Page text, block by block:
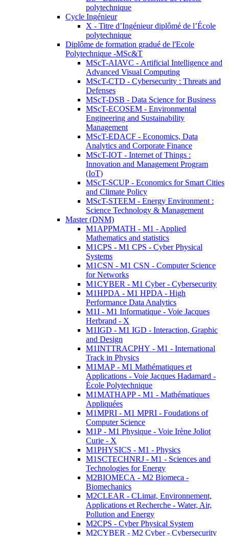
polytechnique
Cycle Ingénieur
X - Titre d’Ingénieur diplômé de l’École
polytechnique
Diplôme de formation gradué de l'Ecole
Polytechnique -MSc&T
MScT-AIAVC - Artificial Intelligence and
Advanced Visual Computing
MScT-CTD - Cybersecurity : Threats and
Defenses
MScT-DSB - Data Science for Business
MScT-ECOSEM - Environmental
Engineering and Sustainability
Management
MScT-EDACF - Economics, Data
Analytics and Corporate Finance
MScT-IOT - Internet of Things :
Innovation and Management Program
(IoT)
MScT-SCUP - Economics for Smart Cities
and Climate Policy
MScT-STEEM - Energy Environment :
Science Technology & Management
Master (DNM)
M1APPMATH - M1 - Applied
Mathematics and statistics
M1CPS - M1 CPS - Cyber Physical
Systems
M1CSN - M1 CSN - Computer Science
for Networks
M1CYBER - M1 Cyber - Cybersecurity
M1HPDA - M1 HPDA - High
Performance Data Analytics
M1I - M1 Informatique - Voie Jacques
Herbrand - X
M1IGD - M1 IGD - Interaction, Graphic
and Design
M1INTTRACPHY - M1 - International
Track in Physics
M1MAP - M1 Mathématiques et
Applications - Voie Jacques Hadamard -
École Polytechnique
M1MATHAPP - M1 - Mathématiques
Appliquées
M1MPRI - M1 MPRI - Foudations of
Computer Science
M1P - M1 Physique - Voie Irène Joliot
Curie - X
M1PHYSICS - M1 - Physics
M1SCTECHNRJ - M1 - Sciences and
Technologies for Energy
M2BIOMECA - M2 Biomeca -
Biomechanics
M2CLEAR - CLimat, Environnement,
Applications et Recherche - Water, Air,
Pollution and Energy
M2CPS - Cyber Physical System
M2CYBER - M2 Cyber - Cybersecurity